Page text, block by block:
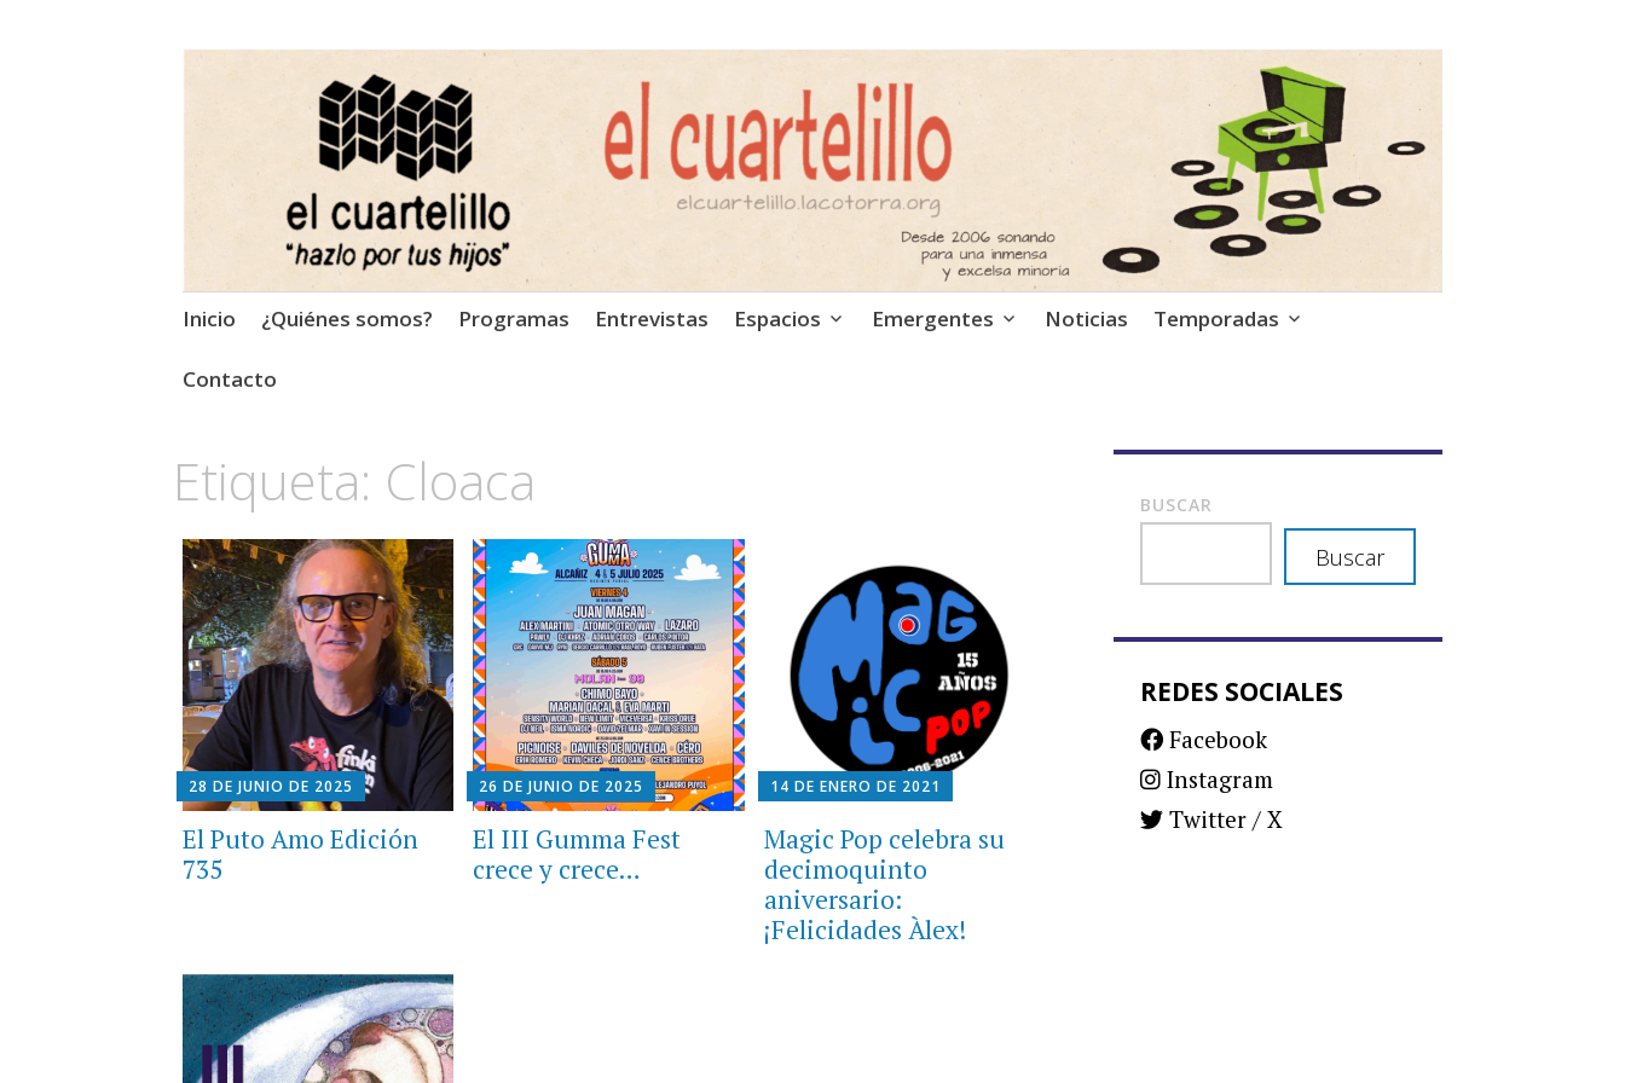
El Cuartelillo
Programa de radio de música independiente. Podcast
Saltar
contenido
Inicio ¿Quiénes somos? Programas Entrevistas Espacios Emergentes Noticias Temporadas
Contacto
Etiqueta: Cloaca
28 DE JUNIO DE 2025
El Puto Amo Edición
735
26 DE JUNIO DE 2025
El III Gumma Fest
crece y crece…
14 DE ENERO DE 2021
Magic Pop celebra su
decimoquinto
aniversario:
¡Felicidades Àlex!
BUSCAR
Buscar
REDES SOCIALES
Facebook
Instagram
Twitter / X